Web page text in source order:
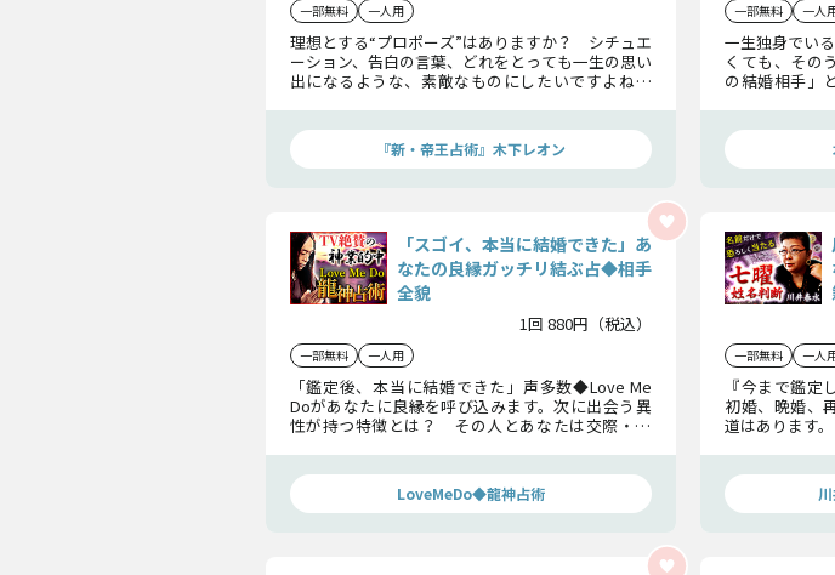
一部無料 一人用
理想とする“プロポーズ”はありますか？ シチュエ
ーション、告白の言葉、どれをとっても一生の思い
出になるような、素敵なものにしたいですよね。
『新・帝王占術』木下レオン
一部無料 一人
一生独身でい
くても、その
の結婚相手」
い方必見です。
「スゴイ、本当に結婚できた」あ
なたの良縁ガッチリ結ぶ占◆相手
全貌
1回 880円（税込）
一部無料 一人用
「鑑定後、本当に結婚できた」声多数◆Love Me
Doがあなたに良縁を呼び込みます。次に出会う異
性が持つ特徴とは？ その人とあなたは交際・結
LoveMeDo◆龍神占術
一部無料 一人
『今まで鑑定
初婚、晩婚、
道はあります
て明らかにし